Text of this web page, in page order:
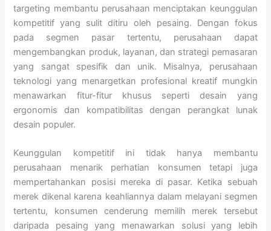
targeting membantu perusahaan menciptakan keunggulan
kompetitif yang sulit ditiru oleh pesaing. Dengan fokus
pada segmen pasar tertentu, perusahaan dapat
mengembangkan produk, layanan, dan strategi pemasaran
yang sangat spesifik dan unik. Misalnya, perusahaan
teknologi yang menargetkan profesional kreatif mungkin
menawarkan fitur-fitur khusus seperti desain yang
ergonomis dan kompatibilitas dengan perangkat lunak
desain populer.
Keunggulan kompetitif ini tidak hanya membantu
perusahaan menarik perhatian konsumen tetapi juga
mempertahankan posisi mereka di pasar. Ketika sebuah
merek dikenal karena keahliannya dalam melayani segmen
tertentu, konsumen cenderung memilih merek tersebut
daripada pesaing yang menawarkan solusi yang lebih